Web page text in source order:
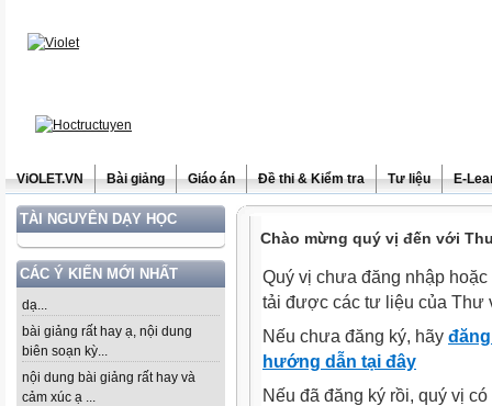
ViOLET.VN Bài giảng Giáo án Đề thi & Kiểm tra Tư liệu E-
TÀI NGUYÊN DẠY HỌC
CÁC Ý KIẾN MỚI NHẤT
dạ...
bài giảng rất hay ạ, nội dung
biên soạn kỳ...
nội dung bài giảng rất hay và
cảm xúc ạ ...
Chào mừng quý vị đến với
Quý vị chưa đăng nhập
tải được các tư liệu của Thư
Nếu chưa đăng ký, hãy
hướng dẫn tại đây
Nếu đã đăng ký rồi, quý vị